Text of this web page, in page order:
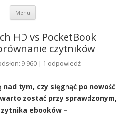
Menu Przejdź do treści
HD vs PocketBook
czytników
9 960 | 1 odpowiedź
nad tym, czy sięgnąć po nowość
zostać przy sprawdzonym,
ebooków –